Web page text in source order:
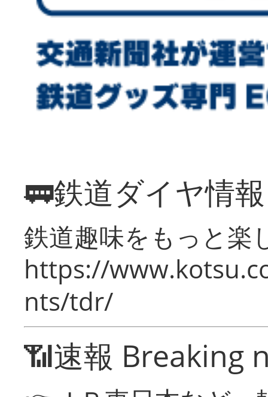
🚃鉄道ダイヤ情
鉄道趣味をもっと楽
https://
nts/tdr/
📶速報 Breaking